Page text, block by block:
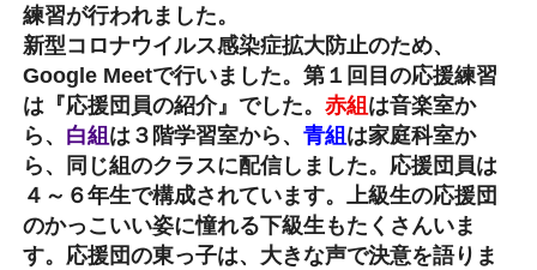
練習が行われました。
新型コロナウイルス感染症拡大防止のため、
Google Meetで行いました。第１回目の応援練習
は『応援団員の紹介』でした。 赤組 は音楽室か
ら、 白組 は３階学習室から、 青組 は家庭科室か
ら、同じ組のクラスに配信しました。応援団員は
４～６年生で構成されています。上級生の応援団
のかっこいい姿に憧れる下級生もたくさんいま
す。応援団の東っ子は、大きな声で決意を語りま